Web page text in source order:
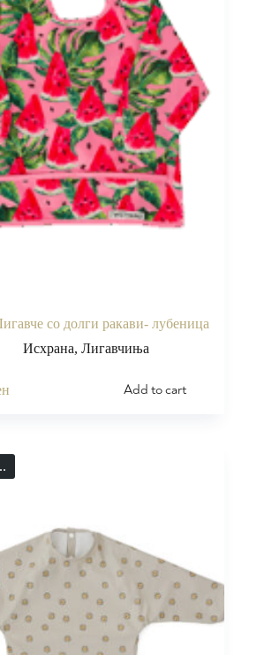
со долги ракави- лубеница
Исхрана, Лигавчиња
Add to cart